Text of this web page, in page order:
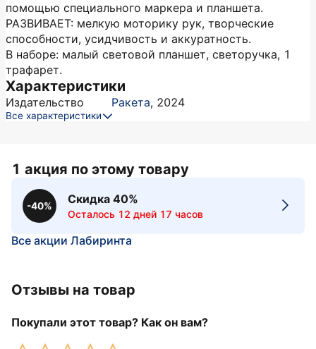
помощью специального маркера и планшета.
РАЗВИВАЕТ: мелкую моторику рук, творческие
способности, усидчивость и аккуратность.
В наборе: малый световой планшет, светоручка, 1
трафарет.
Характеристики
Издательство Ракета, 2024
Все характеристики
1 акция по этому товару
-40%
Скидка 40%
Осталось 12 дней 17 часов
Все акции Лабиринта
Отзывы на товар
Покупали этот товар? Как он вам?